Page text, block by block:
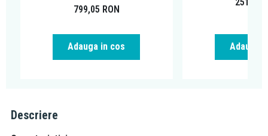
799,05 RON
Adauga in cos Adauga
Descriere